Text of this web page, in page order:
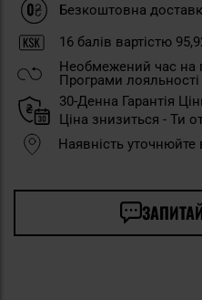
Безкоштовна
16 балів вартістю
Необмежений час на
Програми лояльності
30-Денна Гарантія
Ціна знизиться - Ти
Наявність уточнюйте